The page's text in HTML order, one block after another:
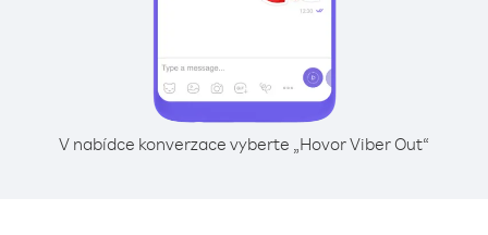
V nabídce konverzace vyberte „Hovor Viber Out“